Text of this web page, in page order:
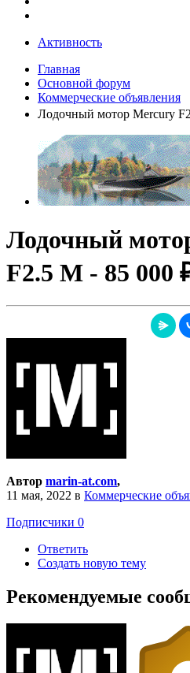
Активность
Главная
Основной форум
Коммерческие объявления
Лодочный мотор Mercury
Лодочный
F2.5 M - 85 000
Автор marin-at.com,
11 мая, 2022 в Коммерческие
Подписчики 0
Ответить
Создать новую тему
Рекомендуемые